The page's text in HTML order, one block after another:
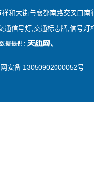
和大街与襄都南路交叉口南行
通信号灯,交通标志牌,信号灯杆
网安备 13050902000052号